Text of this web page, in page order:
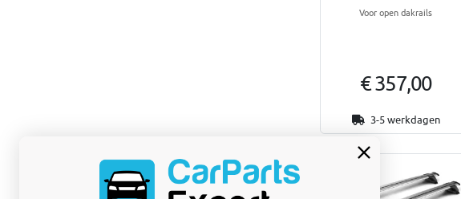
Voor open dakrails
€ 357,00
3-5 werkdagen